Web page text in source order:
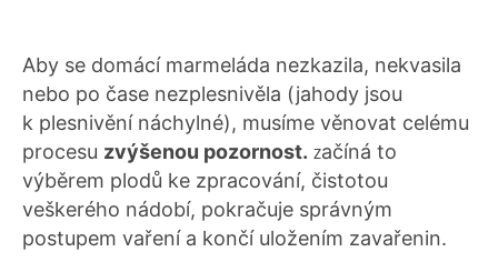
Aby se domácí marmeláda nezkazila, nekvasila
nebo po čase nezplesnivěla (jahody jsou
k plesnivění náchylné), musíme věnovat celému
procesu zvýšenou pozornost. Začíná to
výběrem plodů ke zpracování, čistotou
veškerého nádobí, pokračuje správným
postupem vaření a končí uložením zavařenin.